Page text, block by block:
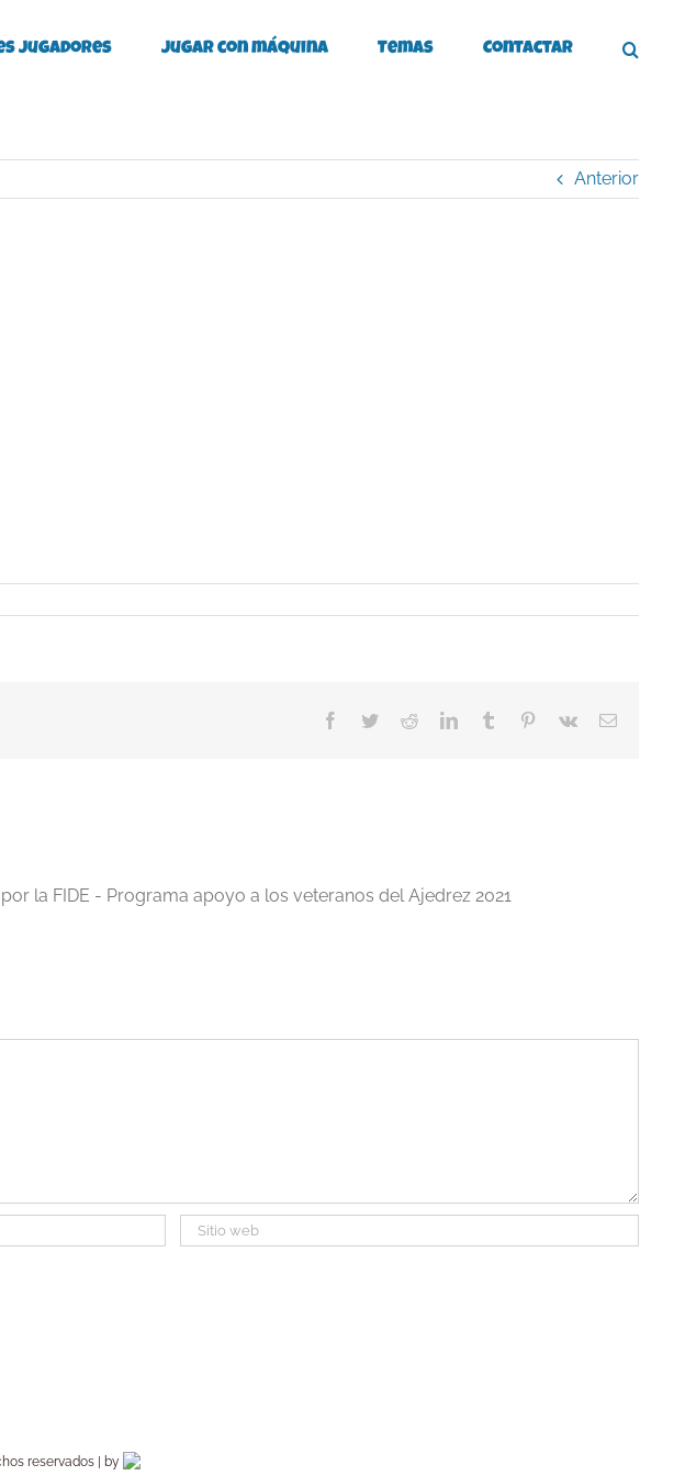
Jugadores Jugar con máquina Temas Contactar
Anterior
Facebook
TwitterRedditLinkedInTumblr Pinterest
Vk
Correo
la FIDE - Programa apoyo a los veteranos del Ajedrez 2021
reservados | by